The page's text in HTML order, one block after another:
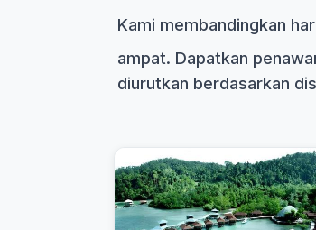
Kami membandingkan
ampat. Dapatkan
diurutkan berdasarkan